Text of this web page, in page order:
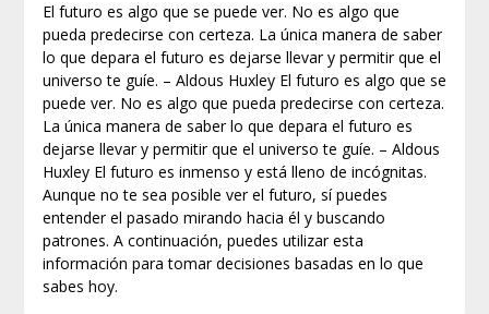
El futuro es algo que se puede ver. No es algo que
pueda predecirse con certeza. La única manera de saber
lo que depara el futuro es dejarse llevar y permitir que el
universo te guíe. – Aldous Huxley El futuro es algo que se
puede ver. No es algo que pueda predecirse con certeza.
La única manera de saber lo que depara el futuro es
dejarse llevar y permitir que el universo te guíe. – Aldous
Huxley El futuro es inmenso y está lleno de incógnitas.
Aunque no te sea posible ver el futuro, sí puedes
entender el pasado mirando hacia él y buscando
patrones. A continuación, puedes utilizar esta
información para tomar decisiones basadas en lo que
sabes hoy.